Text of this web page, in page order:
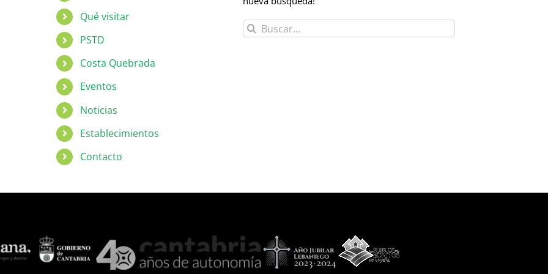
Qué visitar
PSTD
Costa Quebrada
Eventos
Noticias
Establecimientos
Contacto
Buscar: